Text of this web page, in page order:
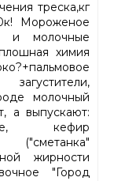
треска,кг
Мороженое
и молочные
химия
молочный
а выпускают:
кефир
("сметанка"
жирности
"Город